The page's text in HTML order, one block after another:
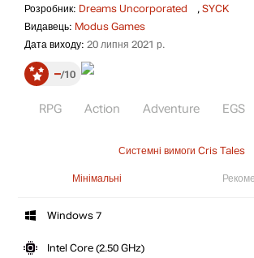
Розробник: Dreams Uncorporated , SYCK
Видавець: Modus Games
Дата виходу: 20 липня 2021 р.
– 10
RPG Action Adventure EGS
Системні вимоги Cris Tales
Мінімальні
Windows 7
Intel Core (2.50 GHz)